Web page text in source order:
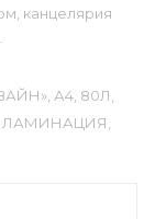
канцелярия
А4, 80Л,
ЛАМИНАЦИЯ,